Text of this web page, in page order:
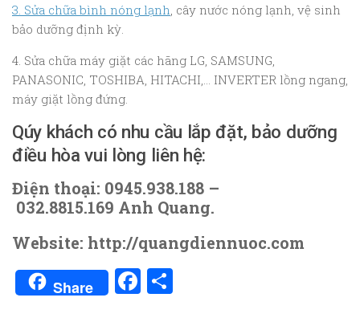
3. Sửa chữa bình nóng lạnh , cây nước nóng lạnh, vệ sinh
bảo dưỡng định kỳ.
4. Sửa chữa máy giặt các hãng LG, SAMSUNG,
PANASONIC, TOSHIBA, HITACHI,… INVERTER lồng ngang,
máy giặt lồng đứng.
Qúy khách có nhu cầu lắp đặt, bảo dưỡng
điều hòa vui lòng liên hệ:
Điện thoại: 0945.938.188 –
032.8815.169 Anh Quang.
Website: http://quangdiennuoc.com
Share Facebook